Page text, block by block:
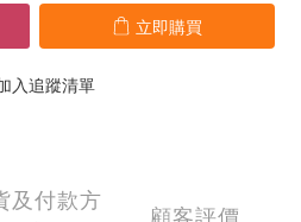
立即購買
入追蹤清單
及付款方
顧客評價